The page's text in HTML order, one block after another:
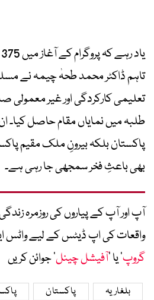
تاہم ڈاکٹر محمد طحہٰ چیمہ نے
تعلیمی کارکردگی اور غیر معمولی
طلبہ میں نمایاں مقام حاصل کیا۔
پاکستان بلکہ بیرونِ ملک مقیم
بھی باعثِ فخر سمجھی جا رہی ہے۔
آپ اور آپ کے پیاروں کی روزمرہ
واقعات کی اپ ڈیٹس کے لیے واٹس
گروپ‘ یا ’آفیشل چینل‘ جوائن کریں
بلغاریہ پاکستان